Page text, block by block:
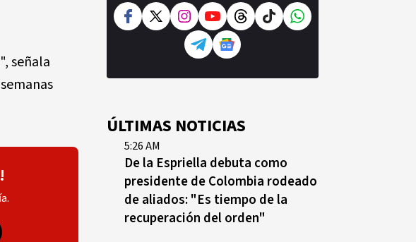
señala
ÚLTIMAS NOTICIAS
5:26 AM
De la Espriella debuta como
presidente de Colombia rodeado
de aliados: "Es tiempo de la
recuperación del orden"